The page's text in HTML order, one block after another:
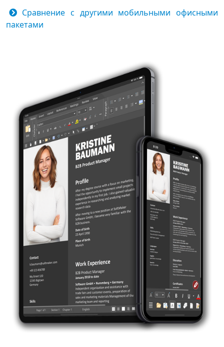
Сравнение с другими мобильными офисными
пакетами